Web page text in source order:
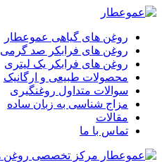
روغن های گیاهی عموعطار
روغن های فرابکر صد گرمی
روغن های فرابکر یک لیتری
محصولات طبیعی و ارگانیک
سوالات متداول روغنگیری
مزاج شناسی به زبان ساده
مقالات
تماس با ما